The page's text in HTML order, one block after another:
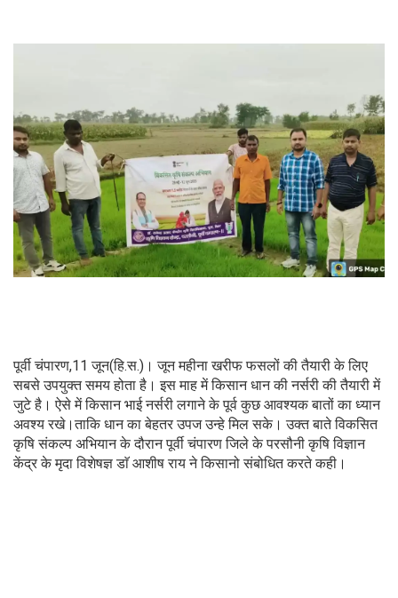
पूर्वी चंपारण,11 जून(हि.स.)। जून महीना खरीफ फसलों की तैयारी के लिए
सबसे उपयुक्त समय होता है। इस माह में किसान धान की नर्सरी की तैयारी में
जुटे है। ऐसे में किसान भाई नर्सरी लगाने के पूर्व कुछ आवश्यक बातों का ध्यान
अवश्य रखे।ताकि धान का बेहतर उपज उन्हे मिल सके। उक्त बाते विकसित
कृषि संकल्प अभियान के दौरान पूर्वी चंपारण जिले के परसौनी कृषि विज्ञान
केंद्र के मृदा विशेषज्ञ डाॅ आशीष राय ने किसानो संबोधित करते कही।